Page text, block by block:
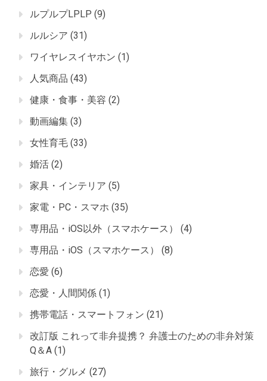
ルプルプLPLP (9)
ルルシア (31)
ワイヤレスイヤホン (1)
人気商品 (43)
健康・食事・美容 (2)
動画編集 (3)
女性育毛 (33)
婚活 (2)
家具・インテリア (5)
家電・PC・スマホ (35)
専用品・iOS以外（スマホケース）
(4)
専用品・iOS（スマホケース）
(8)
恋愛 (6)
恋愛・人間関係 (1)
携帯電話・スマートフォン (21)
改訂版 これって非弁提携？ 弁護士のための非弁対策
Q＆A (1)
旅行・グルメ (27)